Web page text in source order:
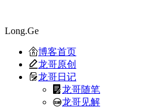
Long.Ge
博客首页
龙哥原创
龙哥日记
龙哥随笔
龙哥见解